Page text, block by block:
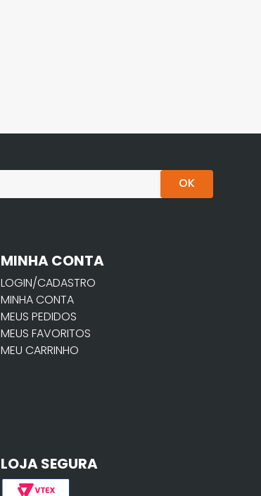
OK
MINHA CONTA
LOGIN/CADASTRO
MINHA CONTA
MEUS PEDIDOS
MEUS FAVORITOS
MEU CARRINHO
LOJA SEGURA